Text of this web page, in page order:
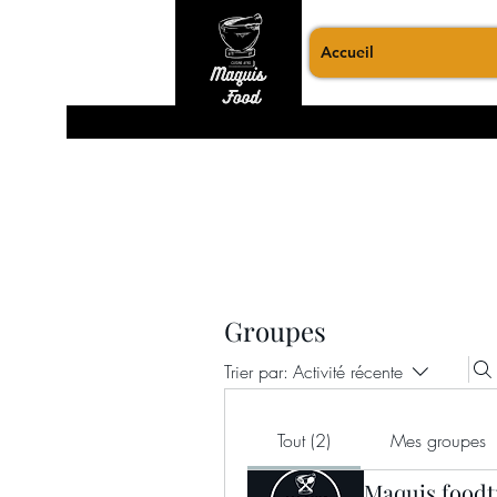
Accueil
Groupes
Trier par: Activité récente
Tout (2) Mes groupes